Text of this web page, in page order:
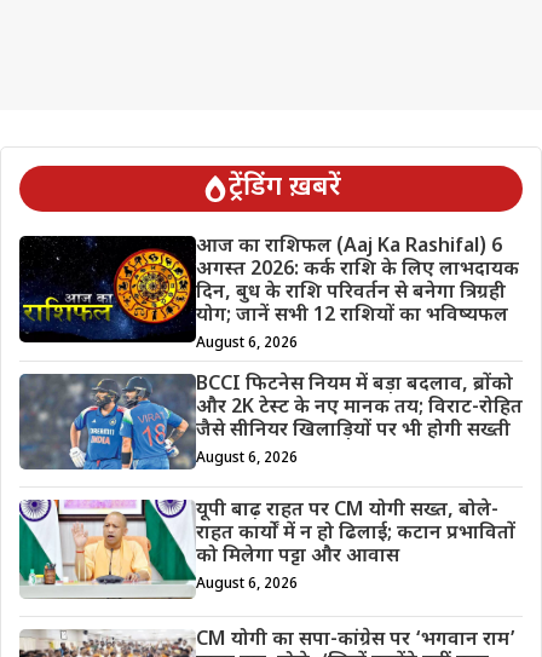
ट्रेंडिंग ख़बरें
आज का राशिफल (Aaj Ka Rashifal) 6
अगस्त 2026: कर्क राशि के लिए लाभदायक
दिन, बुध के राशि परिवर्तन से बनेगा त्रिग्रही
योग; जानें सभी 12 राशियों का भविष्यफल
August 6, 2026
BCCI फिटनेस नियम में बड़ा बदलाव, ब्रोंको
और 2K टेस्ट के नए मानक तय; विराट-रोहित
जैसे सीनियर खिलाड़ियों पर भी होगी सख्ती
August 6, 2026
यूपी बाढ़ राहत पर CM योगी सख्त, बोले-
राहत कार्यों में न हो ढिलाई; कटान प्रभावितों
को मिलेगा पट्टा और आवास
August 6, 2026
CM योगी का सपा-कांग्रेस पर ‘भगवान राम’